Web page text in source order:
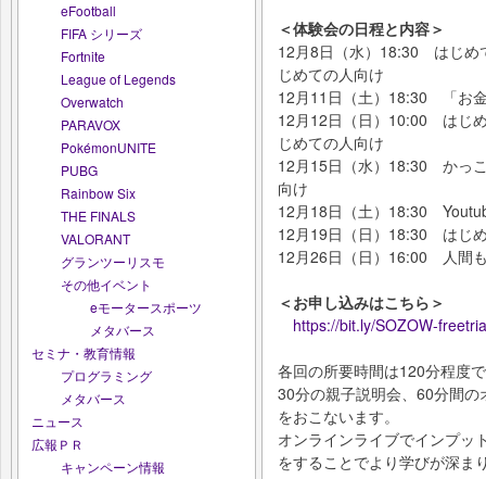
eFootball
FIFA シリーズ
Fortnite
League of Legends
Overwatch
PARAVOX
PokémonUNITE
PUBG
Rainbow Six
THE FINALS
VALORANT
グランツーリスモ
その他イベント
eモータースポーツ
メタバース
セミナ・教育情報
プログラミング
メタバース
ニュース
広報ＰＲ
キャンペーン情報
＜体験会の日程と内容＞
12月8日（水）18:30 はじめ
じめての人向け
12月11日（土）18:30 「お
12月12日（日）10:00 はじ
じめての人向け
12月15日（水）18:30 かっ
向け
12月18日（土）18:30
12月19日（日）18:30 はじ
12月26日（日）16:00 人間
＜お申し込みはこちら＞
https://bit.ly/SOZOW-
各回の所要時間は120分程度
30分の親子説明会、60分間
をおこないます。
オンラインライブでインプッ
をすることでより学びが深ま